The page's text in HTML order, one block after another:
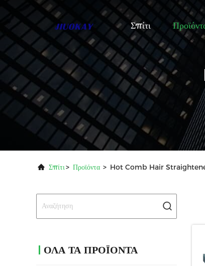
Σπίτι
Σπίτι> Προϊόντα > Hot Comb Hair Straightener
ΌΛΑ ΤΑ ΠΡΟΪΌΝΤΑ